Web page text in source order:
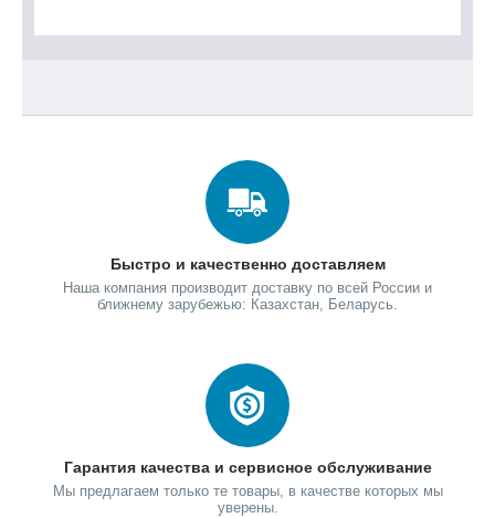
Быстро и качественно доставляем
Наша компания производит доставку по всей России и
ближнему зарубежью: Казахстан, Беларусь.
Гарантия качества и сервисное обслуживание
Мы предлагаем только те товары, в качестве которых мы
уверены.